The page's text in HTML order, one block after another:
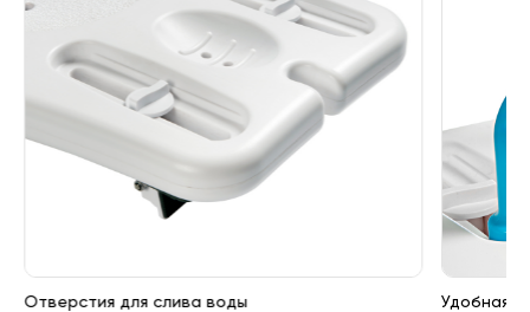
Отверстия для слива воды Удобная